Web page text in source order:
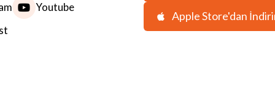
Youtube
Apple Store'dan